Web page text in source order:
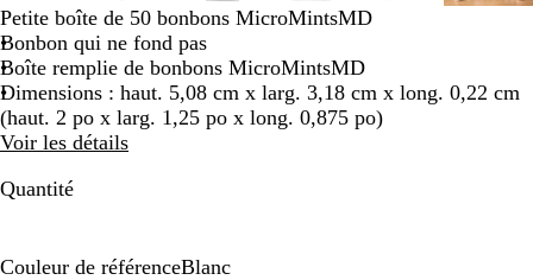
et
« moins »
pour
zoomer,
et
les
touches
fléchées
et
« moins »
pour
zoomer,
et
et
pour
zoomer,
et
et
pour
zoomer,
et
zoomer,
Petite boîte de 50 bonbons MicroMintsMD
Bonbon qui ne fond pas
Boîte remplie de bonbons MicroMintsMD
Dimensions : haut. 5,08 cm x larg. 3,18 cm x long. 0,22 cm
(haut. 2 po x larg. 1,25 po x long. 0,875 po)
Voir les détails
Quantité
Couleur de référenceBlanc